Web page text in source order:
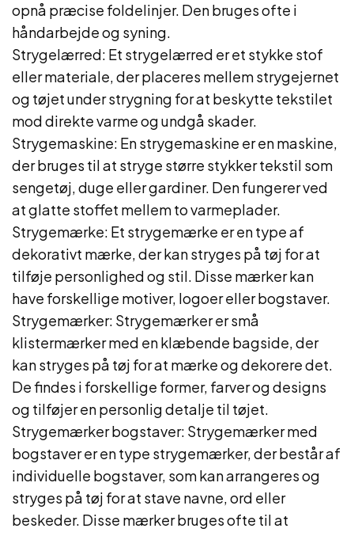
opnå præcise foldelinjer. Den bruges ofte i
håndarbejde og syning.
Strygelærred: Et strygelærred er et stykke stof
eller materiale, der placeres mellem strygejernet
og tøjet under strygning for at beskytte tekstilet
mod direkte varme og undgå skader.
Strygemaskine: En strygemaskine er en maskine,
der bruges til at stryge større stykker tekstil som
sengetøj, duge eller gardiner. Den fungerer ved
at glatte stoffet mellem to varmeplader.
Strygemærke: Et strygemærke er en type af
dekorativt mærke, der kan stryges på tøj for at
tilføje personlighed og stil. Disse mærker kan
have forskellige motiver, logoer eller bogstaver.
Strygemærker: Strygemærker er små
klistermærker med en klæbende bagside, der
kan stryges på tøj for at mærke og dekorere det.
De findes i forskellige former, farver og designs
og tilføjer en personlig detalje til tøjet.
Strygemærker bogstaver: Strygemærker med
bogstaver er en type strygemærker, der består af
individuelle bogstaver, som kan arrangeres og
stryges på tøj for at stave navne, ord eller
beskeder. Disse mærker bruges ofte til at